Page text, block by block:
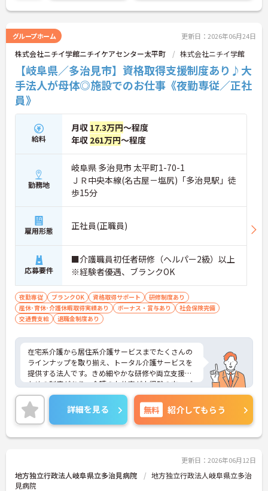
グループホーム 更新日：2026年06月24日
株式会社ニチイ学館ニチイケアセンター太平町 株式会社ニチイ学館
【岐阜県／多治見市】資格取得支援制度あり♪大
手法人が母体◎施設でのお仕事《夜勤専従／正社
員》
給料
月収 17.3万円～程度
年収 261万円～程度
勤務地
岐阜県 多治見市 太平町1-70-1
ＪＲ中央本線(名古屋－塩尻)「多治見駅」徒
歩15分
雇用形態 正社員(正職員)
応募要件
■介護職員初任者研修（ヘルパー2級）以上
※経験者優遇、ブランクOK
夜勤専従 ブランクOK 資格取得サポート
研修制度あり
産休･育休･介護休暇取得実績あり
ボーナス・賞与あり
社会保険完備
交通費支給
退職金制度あり
在宅系介護から居住系介護サービスまでたくさんの
ラインナップを取り揃え、トータル介護サービスを
提供する法人です。きめ細やかな研修や両立支援の
ための制度があり、介護のお仕事が未経験の方、ブ
ランクのある方、子育て中の方も安心して働ける環
境があります。ご興味ある方には、面接対策ポイン
トなど、さらに詳細をお話しいたしますのでお気軽
にご相談ください！
詳細を見る 無料 紹介してもらう
更新日：2026年06月12日
地方独立行政法人岐阜県立多治見病院
地方独立行政法人岐阜県立多治
見病院